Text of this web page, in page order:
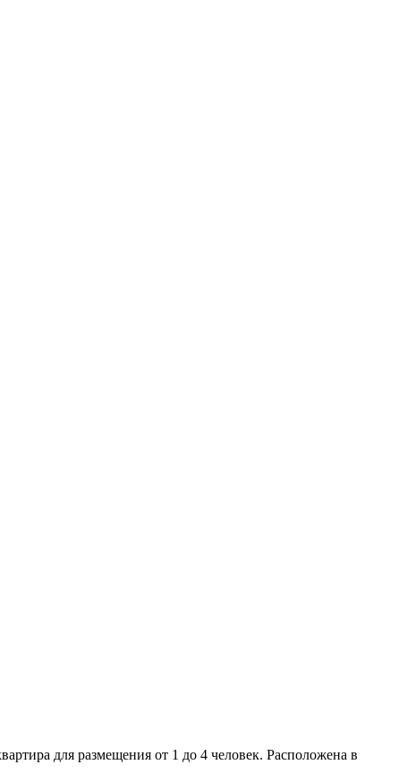
для размещения от 1 до 4 человек. Расположена в